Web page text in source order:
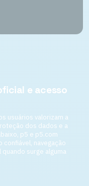
e acesso
usuários valorizam a
dos dados e a
p5 e p5.com
navegação
surge alguma